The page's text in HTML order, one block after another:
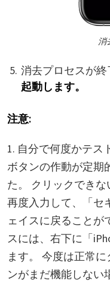
消
消去プロセスが終
起動します。
注意:
1. 自分で何度かテス
ボタンの作動が定期
た。 クリックでき
再度入力して、「セ
ェイスに戻ることが
スには、右下に「
ます。 今度は正常
ンがまだ機能しない